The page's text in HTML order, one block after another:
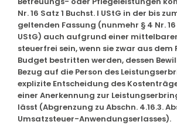
Nr. 16 Satz 1 Buchst. l UStG in der bis
geltenden Fassung (nunmehr § 4 Nr. 16
UStG) auch aufgrund einer
steuerfrei sein, wenn sie zwar aus dem
Budget bestritten werden, dessen
Bezug auf die Person des
explizite Entscheidung des
einer Anerkennung zur
lässt (Abgrenzung zu Abschn. 4.16.3.
Umsatzsteuer-Anwendungserlasses).